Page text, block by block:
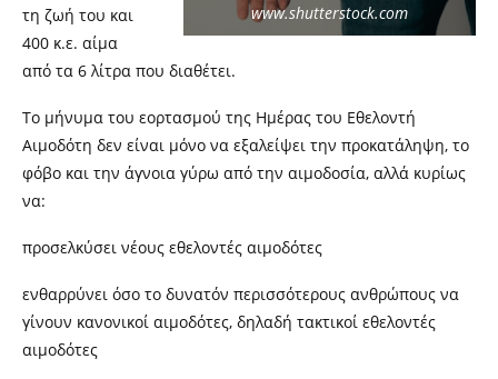
www.shutterstock.com
τη ζωή του και
400 κ.ε. αίμα
από τα 6 λίτρα που διαθέτει.
Το μήνυμα του εορτασμού της Ημέρας του Εθελοντή
Αιμοδότη δεν είναι μόνο να εξαλείψει την προκατάληψη, το
φόβο και την άγνοια γύρω από την αιμοδοσία, αλλά κυρίως
να:
προσελκύσει νέους εθελοντές αιμοδότες
ενθαρρύνει όσο το δυνατόν περισσότερους ανθρώπους να
γίνουν κανονικοί αιμοδότες, δηλαδή τακτικοί εθελοντές
αιμοδότες